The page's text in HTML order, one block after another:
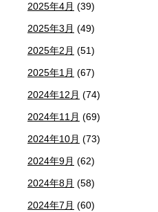
2025年4月 (39)
2025年3月 (49)
2025年2月 (51)
2025年1月 (67)
2024年12月 (74)
2024年11月 (69)
2024年10月 (73)
2024年9月 (62)
2024年8月 (58)
2024年7月 (60)